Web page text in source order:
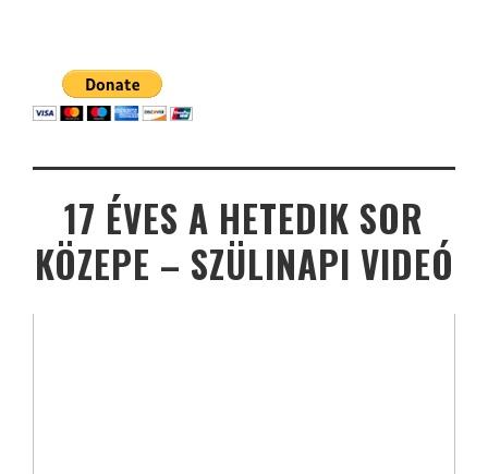
17 ÉVES A HETEDIK SOR
KÖZEPE – SZÜLINAPI VIDEÓ